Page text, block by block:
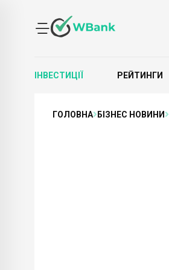
ІНВЕСТИЦІЇ РЕЙТИНГИ
ГОЛОВНА БІЗНЕС НОВИНИ